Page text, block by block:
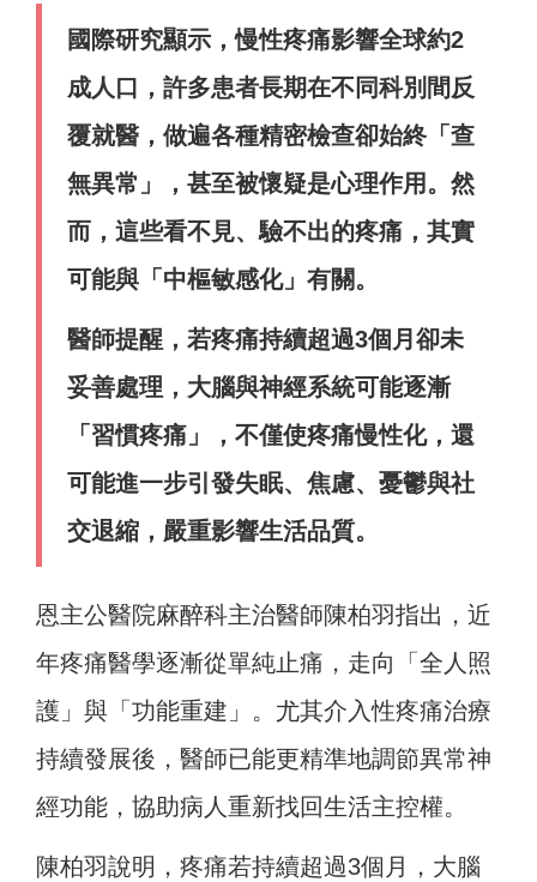
國際研究顯示，慢性疼痛影響全球約2
成人口，許多患者長期在不同科別間反
覆就醫，做遍各種精密檢查卻始終「查
無異常」，甚至被懷疑是心理作用。然
而，這些看不見、驗不出的疼痛，其實
可能與「中樞敏感化」有關。
醫師提醒，若疼痛持續超過3個月卻未
妥善處理，大腦與神經系統可能逐漸
「習慣疼痛」，不僅使疼痛慢性化，還
可能進一步引發失眠、焦慮、憂鬱與社
交退縮，嚴重影響生活品質。
恩主公醫院麻醉科主治醫師陳柏羽指出，近
年疼痛醫學逐漸從單純止痛，走向「全人照
護」與「功能重建」。尤其介入性疼痛治療
持續發展後，醫師已能更精準地調節異常神
經功能，協助病人重新找回生活主控權。
陳柏羽說明，疼痛若持續超過3個月，大腦